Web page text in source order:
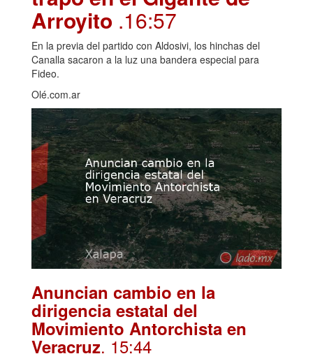
Arroyito .16:57
En la previa del partido con Aldosivi, los hinchas del
Canalla sacaron a la luz una bandera especial para
Fideo.
Olé.com.ar
Anuncian cambio en la
dirigencia estatal del
Movimiento Antorchista en
Veracruz. 15:44